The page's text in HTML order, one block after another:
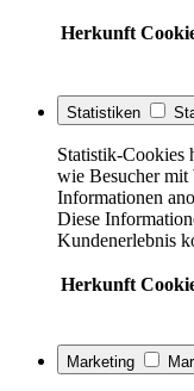
Herkunft
Statistiken
Statistik-Cookies
wie Besucher mit
Informationen
Diese
Kundenerlebnis
Herkunft
Marketing